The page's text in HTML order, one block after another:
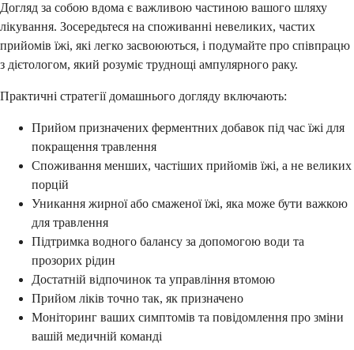
Догляд за собою вдома є важливою частиною вашого шляху
лікування. Зосередьтеся на споживанні невеликих, частих
прийомів їжі, які легко засвоюються, і подумайте про співпрацю
з дієтологом, який розуміє труднощі ампулярного раку.
Практичні стратегії домашнього догляду включають:
Прийом призначених ферментних добавок під час їжі для
покращення травлення
Споживання менших, частіших прийомів їжі, а не великих
порцій
Уникання жирної або смаженої їжі, яка може бути важкою
для травлення
Підтримка водного балансу за допомогою води та
прозорих рідин
Достатній відпочинок та управління втомою
Прийом ліків точно так, як призначено
Моніторинг ваших симптомів та повідомлення про зміни
вашій медичній команді